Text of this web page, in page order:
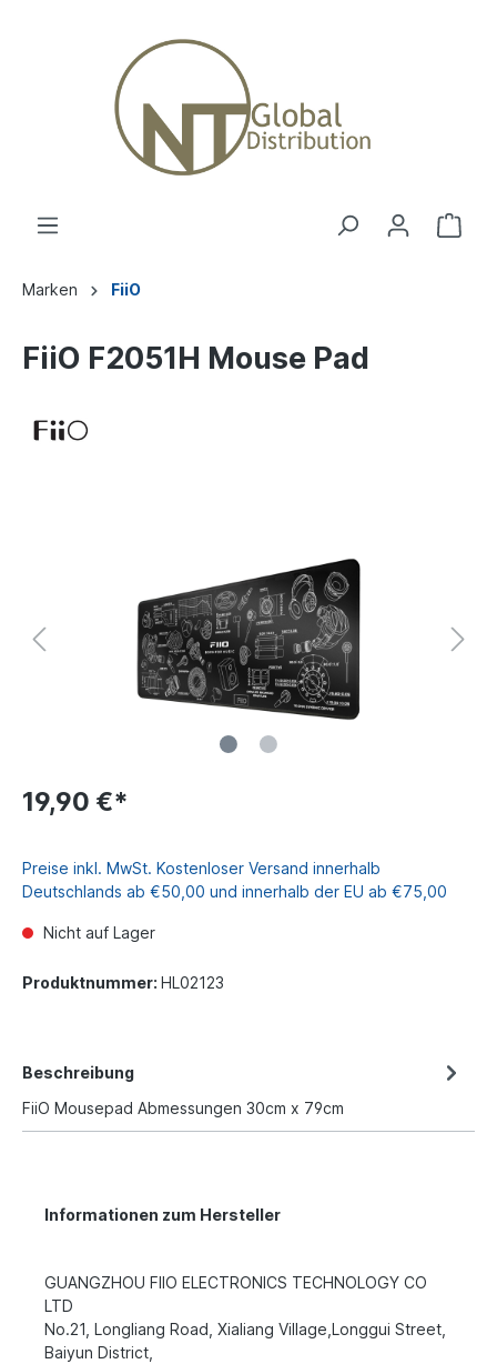
Marken FiiO
FiiO F2051H Mouse Pad
19,90 €*
Preise inkl. MwSt. Kostenloser Versand innerhalb
Deutschlands ab €50,00 und innerhalb der EU ab €75,00
Nicht auf Lager
Produktnummer: HL02123
Beschreibung
FiiO Mousepad Abmessungen 30cm x 79cm
Informationen zum Hersteller
GUANGZHOU FIIO ELECTRONICS TECHNOLOGY CO
LTD
No.21, Longliang Road, Xialiang Village,Longgui Street,
Baiyun District,